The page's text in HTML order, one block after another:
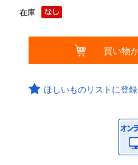
在庫
ほしいものリストに登録